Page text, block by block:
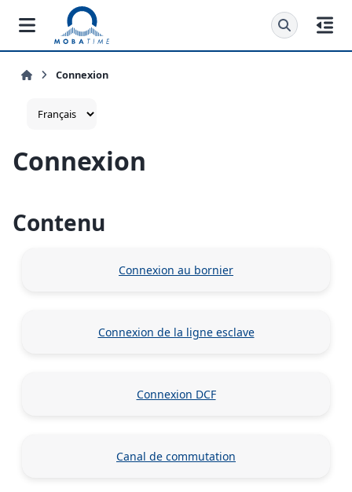
Connexion
Connexion
Contenu
Connexion au bornier
Connexion de la ligne esclave
Connexion DCF
Canal de commutation